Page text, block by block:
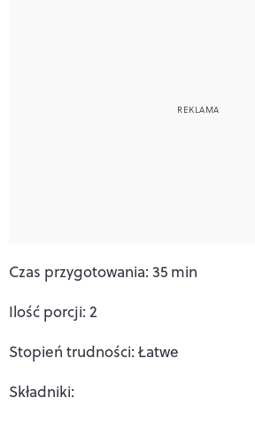
Czas przygotowania: 35 min
Ilość porcji: 2
Stopień trudności: Łatwe
Składniki: